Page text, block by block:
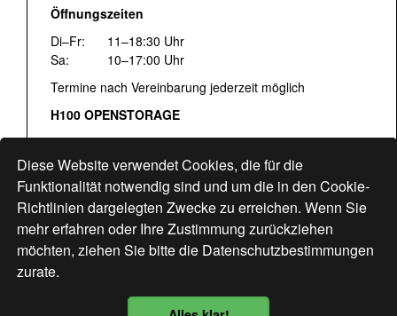
Diese Website verwendet Cookies, die für die
Funktionalität notwendig sind und um die in den Cookie-
Richtlinien dargelegten Zwecke zu erreichen. Wenn Sie
mehr erfahren oder Ihre Zustimmung zurückziehen
möchten, ziehen Sie bitte die Datenschutzbestimmungen
zurate.
Öffnungszeiten
Di–Fr:
11–18:30 Uhr
Sa:
10–17:00 Uhr
Termine nach Vereinbarung jederzeit möglich
H100 OPENSTORAGE
Fr:
16:00–18:30 Uhr
Sa: 12:00–17:00 Uhr
Hohlstrasse 122
www.bogen33.ch